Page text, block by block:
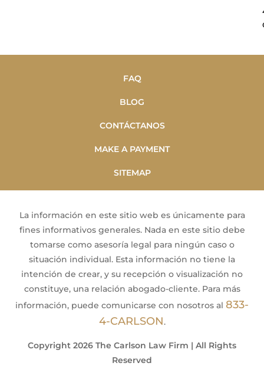
FAQ
BLOG
CONTÁCTANOS
MAKE A PAYMENT
SITEMAP
La información en este sitio web es únicamente para
fines informativos generales. Nada en este sitio debe
tomarse como asesoría legal para ningún caso o
situación individual. Esta información no tiene la
intención de crear, y su recepción o visualización no
constituye, una relación abogado-cliente. Para más
información, puede comunicarse con nosotros al 833-
4-CARLSON.
Copyright 2026 The Carlson Law Firm | All Rights
Reserved